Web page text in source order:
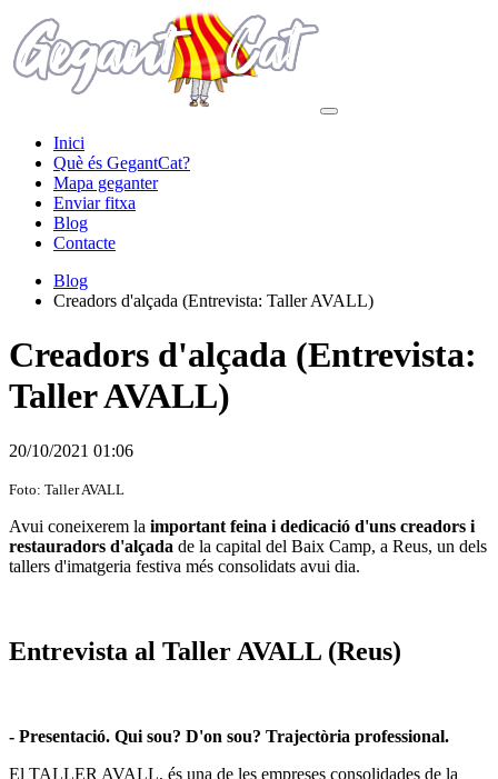
Inici
Què és GegantCat?
Mapa geganter
Enviar fitxa
Blog
Contacte
Blog
Creadors d'alçada (Entrevista: Taller AVALL)
Creadors d'alçada (Entrevista:
Taller AVALL)
20/10/2021 01:06
Foto: Taller AVALL
Avui coneixerem la important feina i dedicació d'uns creadors i
restauradors d'alçada de la capital del Baix Camp, a Reus, un dels
tallers d'imatgeria festiva més consolidats avui dia.
Entrevista al Taller AVALL (Reus)
- Presentació. Qui sou? D'on sou? Trajectòria professional.
El TALLER AVALL, és una de les empreses consolidades de la